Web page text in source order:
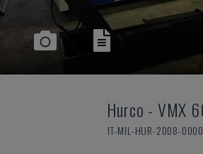
Hurco - VMX
IT-MIL-HUR-2008-